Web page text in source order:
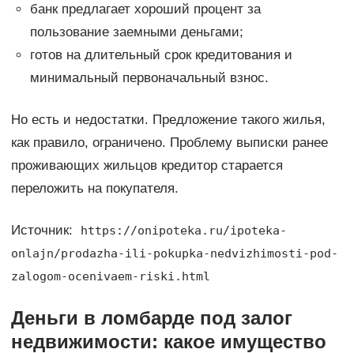
банк предлагает хороший процент за
пользование заемными деньгами;
готов на длительный срок кредитования и
минимальный первоначальный взнос.
Но есть и недостатки. Предложение такого жилья,
как правило, ограничено. Проблему выписки ранее
проживающих жильцов кредитор старается
переложить на покупателя.
Источник:
https://onipoteka.ru/ipoteka-
onlajn/prodazha-ili-pokupka-nedvizhimosti-pod-
zalogom-ocenivaem-riski.html
Деньги в ломбарде под залог
недвижимости: какое имущество